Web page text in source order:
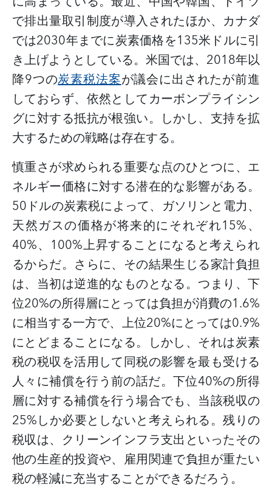
で排出量取引制度が導入されたほか、カナダ
では2030年までに炭素価格を135米ドルに引
き上げようとしている。米国では、 2018年以
降9つの炭素税法案が議会に出されたが前進
しておらず、依然としてカーボンプライシン
グに対する抵抗が根強い。しかし、支持を拡
大するための戦略は存在する。
慎重さが求められる重要な点のひとつに、エ
ネルギー価格に対する潜在的な影響がある。
50 ドルの炭素税によって、ガソリンと電力、
天然ガスの価格が将来的にそれぞれ15%、
40%、 100%上昇することになると考えられ
るからだ。さらに、その結果生じる家計負担
は、当初は逆進的なものとなる。つまり、下
位20%の所得層にとっては負担が消費の1.6%
に相当する一方で、上位20%にとっては0.9%
にとどまることになる。しかし、それは炭素
税の税収を活用して同税の影響を最も受ける
人々に補償を行う前の話だ。下位40%の所得
層に対する補償を行う場合でも、当該税収の
25%しか必要としないと考えられる。残りの
税収は、クリーンインフラ支出といったその
他の生産的投資や、雇用関連で負担が重たい
税の軽減に充当することができるだろう。